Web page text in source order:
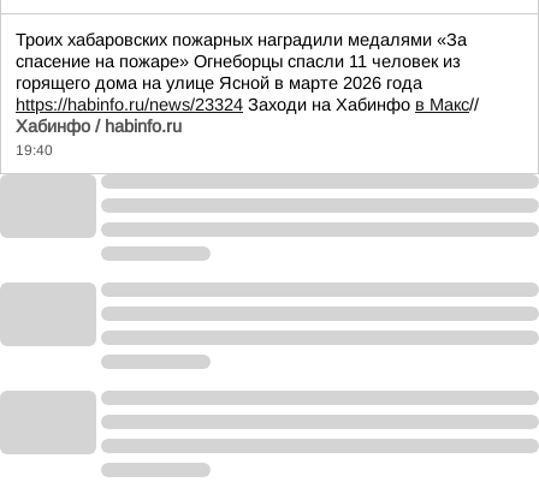
Троих хабаровских пожарных наградили медалями «За
спасение на пожаре» Огнеборцы спасли 11 человек из
горящего дома на улице Ясной в марте 2026 года
https://habinfo.ru/news/23324 Заходи на Хабинфо в Макс//
Хабинфо / habinfo.ru
19:40